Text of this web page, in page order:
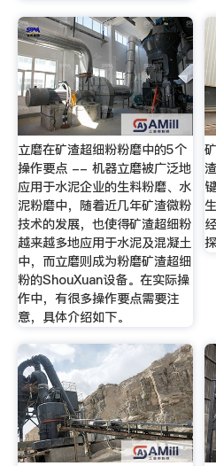
立磨在矿渣超细粉粉磨中的5个
操作要点 -- 机器立磨被广泛地
应用于水泥企业的生料粉磨、水
泥粉磨中，随着近几年矿渣微粉
技术的发展，也使得矿渣超细粉
越来越多地应用于水泥及混凝土
中，而立磨则成为粉磨矿渣超细
粉的ShouXuan设备。在实际操
作中，有很多操作要点需要注
意，具体介绍如下。